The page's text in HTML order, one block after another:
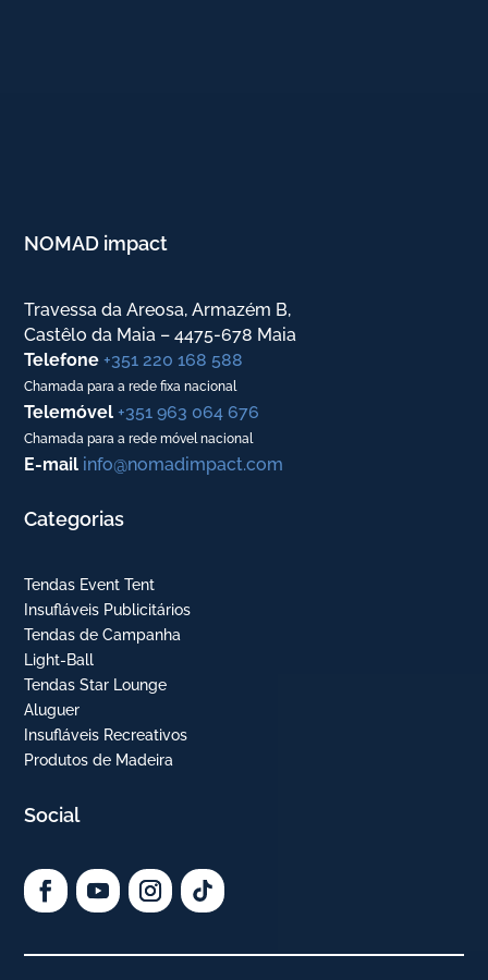
NOMAD impact
Travessa da Areosa, Armazém B,
Castêlo da Maia – 4475-678 Maia
Telefone +351 220 168 588
Chamada para a rede fixa nacional
Telemóvel +351 963 064 676
Chamada para a rede móvel nacional
E-mail info@nomadimpact.com
Categorias
Tendas Event Tent
Insufláveis Publicitários
Tendas de Campanha
Light-Ball
Tendas Star Lounge
Aluguer
Insufláveis Recreativos
Produtos de Madeira
Social